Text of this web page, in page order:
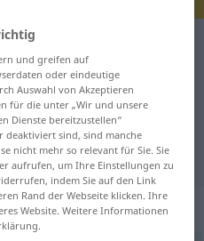
Übersetzung für
Übersetzung
und greifen auf
oder eindeutige
Auswahl von Akzeptieren
für die unter „Wir und unsere
Dienste bereitzustellen“
deaktiviert sind, sind manche
nicht mehr so relevant für Sie. Sie
aufrufen, um Ihre Einstellungen zu
indem Sie auf den Link
Rand der Webseite klicken. Ihre
Website. Weitere Informationen